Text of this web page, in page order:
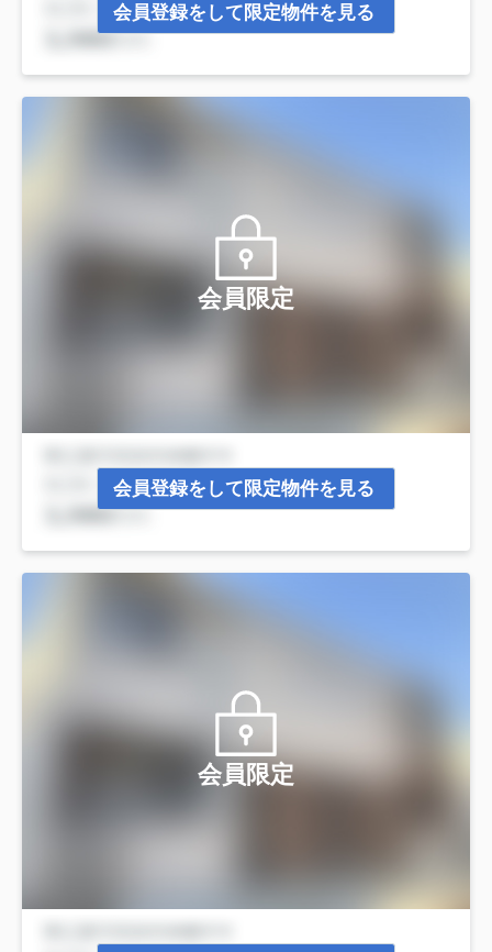
会員登録をして限定物件を見る
会員限定
会員登録をして限定物件を見る
会員限定